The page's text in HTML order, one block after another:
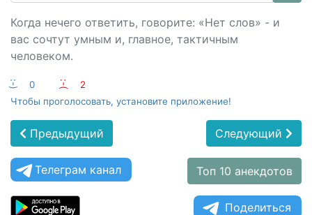
Когда нечего ответить, говорите: «Нет слов» - и
вас сочтут умным и, главное, тактичным
человеком.
:-) 0 :-(
2
Чтобы проголосовать, установите приложение!
Предыдущий Следующий
Телеграм канал Топ 10 анекдотов
Поделиться